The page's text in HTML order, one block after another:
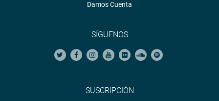
Damos Cuenta
SÍGUENOS
SUSCRIPCIÓN